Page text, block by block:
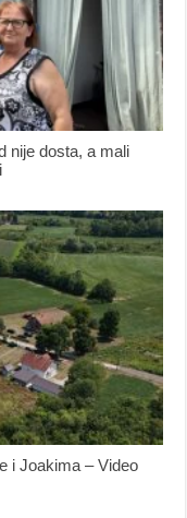
nije dosta, a mali
i Joakima – Video